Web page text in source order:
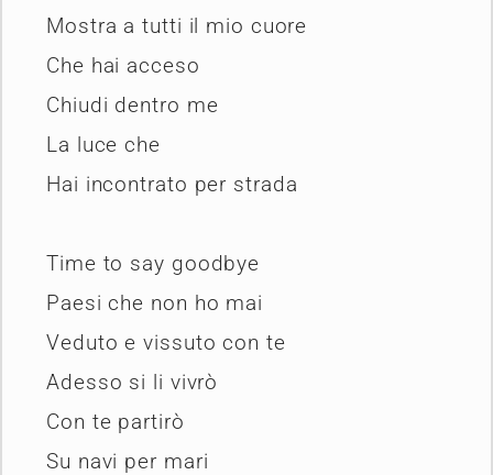
Mostra a tutti il mio cuore
Che hai acceso
Chiudi dentro me
La luce che
Hai incontrato per strada
Time to say goodbye
Paesi che non ho mai
Veduto e vissuto con te
Adesso si li vivrò
Con te partirò
Su navi per mari